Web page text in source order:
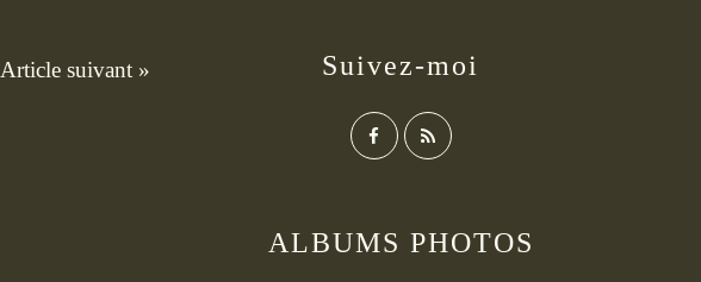
Article suivant »
ALBUMS PHOTOS
Suivez-moi